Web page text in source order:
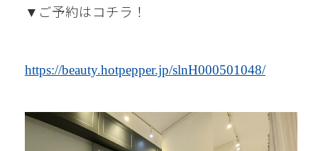
▼ ご予約はコチラ！
https://beauty.hotpepper.jp/slnH000501048/